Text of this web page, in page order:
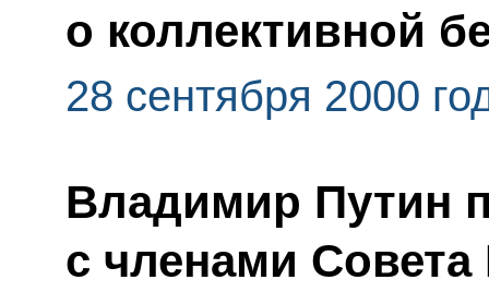
о коллективной
28 сентября 2000
Владимир Путин
с членами Совета